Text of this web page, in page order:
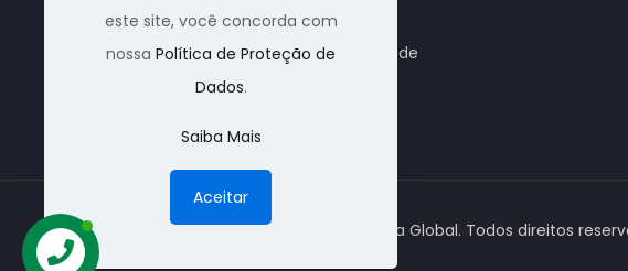
orçamento. Trabalhamos com
todos os crematórios do Brasil e de
outros países também.
© 1988 Nacional Alpha Global. Todos direitos
este site, você concorda com
nossa Política de Proteção de
Dados.
Saiba Mais
Aceitar